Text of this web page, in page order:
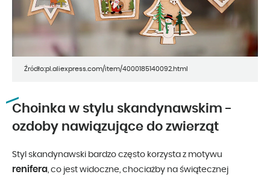
Źródło:pl.aliexpress.com/item/4000185140092.html
Choinka w stylu skandynawskim -
ozdoby nawiązujące do zwierząt
Styl skandynawski bardzo często korzysta z motywu
renifera, co jest widoczne, chociażby na świątecznej